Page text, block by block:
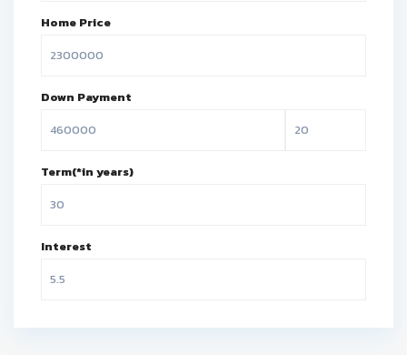
Home Price
Down Payment
Term(*in years)
Interest